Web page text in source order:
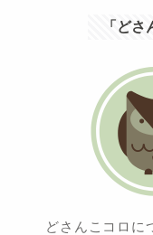
「ど
どさんこコロに